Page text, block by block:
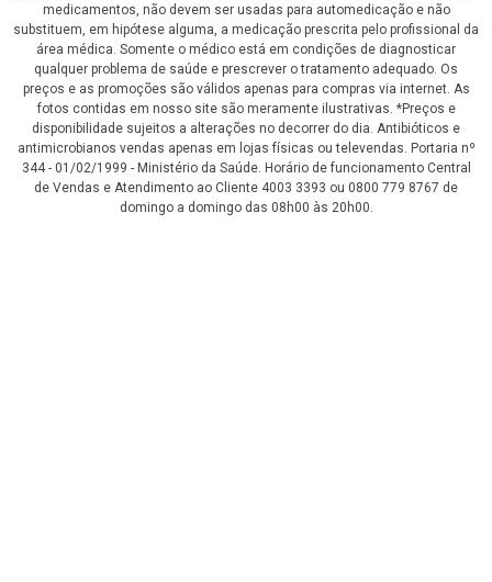
medicamentos, não devem ser usadas para automedicação e não
substituem, em hipótese alguma, a medicação prescrita pelo profissional da
área médica. Somente o médico está em condições de diagnosticar
qualquer problema de saúde e prescrever o tratamento adequado. Os
preços e as promoções são válidos apenas para compras via internet. As
fotos contidas em nosso site são meramente ilustrativas. *Preços e
disponibilidade sujeitos a alterações no decorrer do dia. Antibióticos e
antimicrobianos vendas apenas em lojas físicas ou televendas. Portaria nº
344 - 01/02/1999 - Ministério da Saúde. Horário de funcionamento Central
de Vendas e Atendimento ao Cliente 4003 3393 ou 0800 779 8767 de
domingo a domingo das 08h00 às 20h00.